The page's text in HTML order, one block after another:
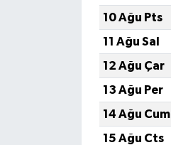
10 Ağu Pts
11 Ağu Sal
12 Ağu Çar
13 Ağu Per
14 Ağu Cum
15 Ağu Cts